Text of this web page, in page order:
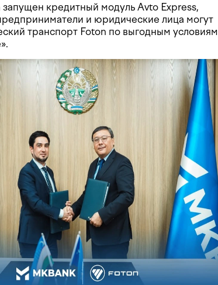
запущен кредитный модуль Avto Express,
и юридические лица могут
транспорт Foton по выгодным условиям